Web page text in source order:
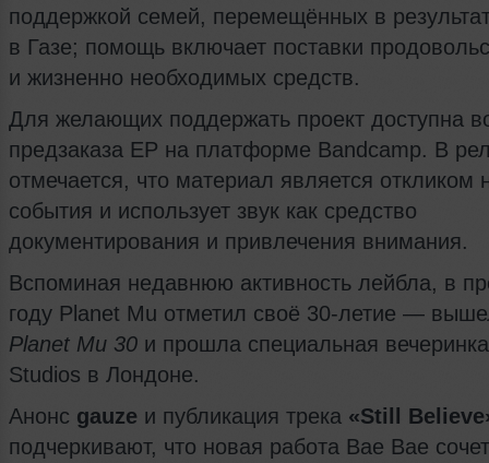
поддержкой семей, перемещённых в
в Газе; помощь включает поставки
и жизненно необходимых средств.
Для желающих поддержать проект доступна
предзаказа EP на платформе Bandcamp. В
отмечается, что материал является откликом
события и использует звук как средство
документирования и привлечения внимания.
Вспоминая недавнюю активность лейбла, в
году Planet Mu отметил своё 30‑летие —
Planet Mu 30 и прошла специальная
Studios в Лондоне.
Анонс gauze и публикация трека «Still
подчеркивают, что новая работа Bae Bae